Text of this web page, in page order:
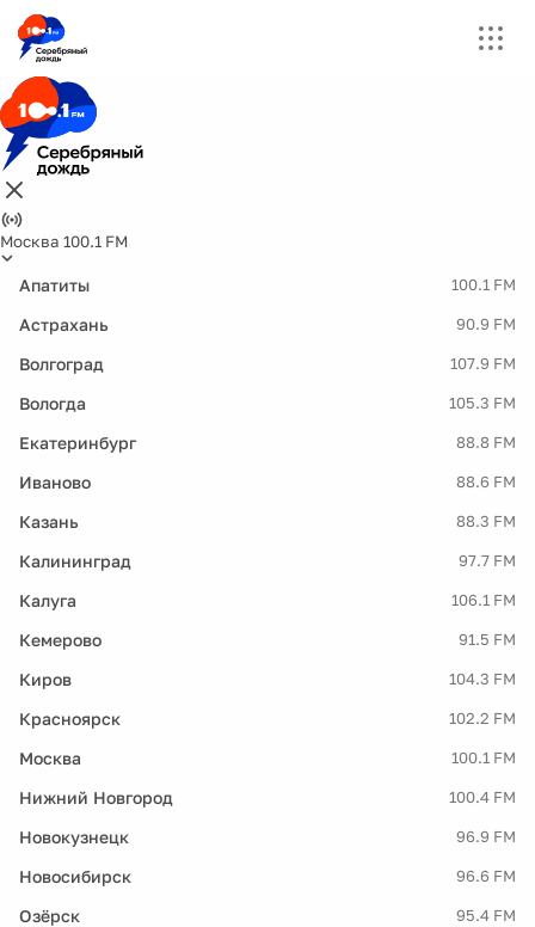
Москва 100.1 FM
Апатиты 100.1 FM
Астрахань 90.9 FM
Волгоград 107.9 FM
Вологда 105.3 FM
Екатеринбург 88.8 FM
Иваново 88.6 FM
Казань 88.3 FM
Калининград 97.7 FM
Калуга 106.1 FM
Кемерово 91.5 FM
Киров 104.3 FM
Красноярск 102.2 FM
Москва 100.1 FM
Нижний Новгород 100.4 FM
Новокузнецк 96.9 FM
Новосибирск 96.6 FM
Озёрск 95.4 FM